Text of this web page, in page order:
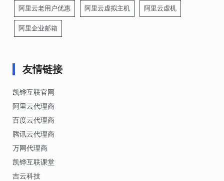
阿里云老用户优惠 阿里云虚拟主机 阿里云虚机
阿里企业邮箱
友情链接
凯铧互联官网
阿里云代理商
百度云代理商
腾讯云代理商
万网代理商
凯铧互联课堂
吉云科技